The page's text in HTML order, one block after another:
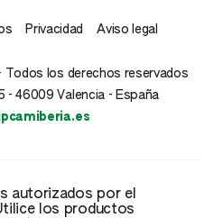
Todos los derechos reservados
- 46009 Valencia - España
Privacidad Aviso legal
autorizados por el
los productos